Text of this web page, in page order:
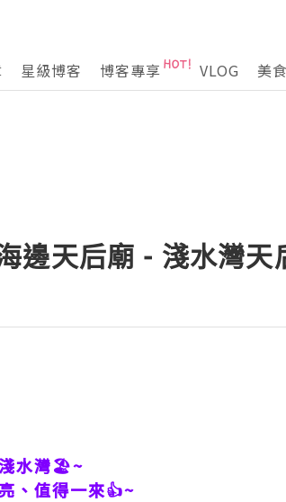
星級博客 博客專享 VLOG 美食
邊天后廟 - 淺水灣天
淺水灣🏖~
、值得一來👍~